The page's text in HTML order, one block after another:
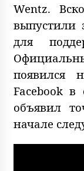
Wentz.
выпустили
для
появился
Facebook в
объявил
начале